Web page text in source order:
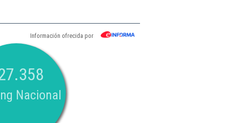
Información ofrecida por
Nacional